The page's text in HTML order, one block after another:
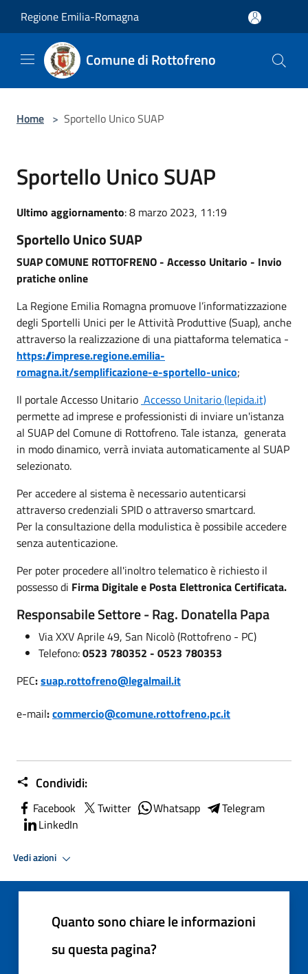
Regione Emilia-Romagna
Comune di Rottofreno
Home > Sportello Unico SUAP
Sportello Unico SUAP
Ultimo aggiornamento: 8 marzo 2023, 11:19
Sportello Unico SUAP
SUAP COMUNE ROTTOFRENO - Accesso Unitario - Invio
pratiche online
La Regione Emilia Romagna promuove l’informatizzazione
degli Sportelli Unici per le Attività Produttive (Suap), anche
attraverso la realizzazione di una piattaforma telematica -
https://imprese.regione.emilia-
romagna.it/semplificazione-e-sportello-unico;
Il portale Accesso Unitario Accesso Unitario (lepida.it)
permette ad imprese e professionisti di inviare un'istanza
al SUAP del Comune di Rottofreno. Tale istanza, generata
in modo dinamico, verrà inviata automaticamente al SUAP
selezionato.
Per accedere al sistema è necessario autenticarsi
attraverso credenziali SPID o attraverso smartcard.
Per la consultazione della modulistica è possibile accedere
senza autenticazione.
Per poter procedere all'inoltro telematico è richiesto il
possesso di Firma Digitale e Posta Elettronica Certificata.
Responsabile Settore - Rag. Donatella Papa
Via XXV Aprile 49, San Nicolò (Rottofreno - PC)
Telefono:0523 780352 - 0523 780353
PEC:suap.rottofreno@legalmail.it
e-mail:commercio@comune.rottofreno.pc.it
Condividi:
Facebook Twitter Whatsapp
Telegram
LinkedIn
Vedi azioni
Quanto sono chiare le informazioni
su questa pagina?